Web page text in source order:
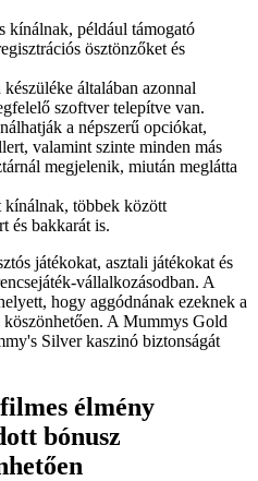
kínálnak, például támogató
ösztönzőket és
általában azonnal
szoftver telepítve van.
a népszerű opciókat,
valamint szinte minden más
megjelenik, miután meglátta
kínálnak, többek között
és bakkarát is.
játékokat, asztali játékokat és
vállalkozásodban. A
hogy aggódnának ezeknek a
A Mummys Gold
Silver kaszinó biztonságát
élmény
bónusz